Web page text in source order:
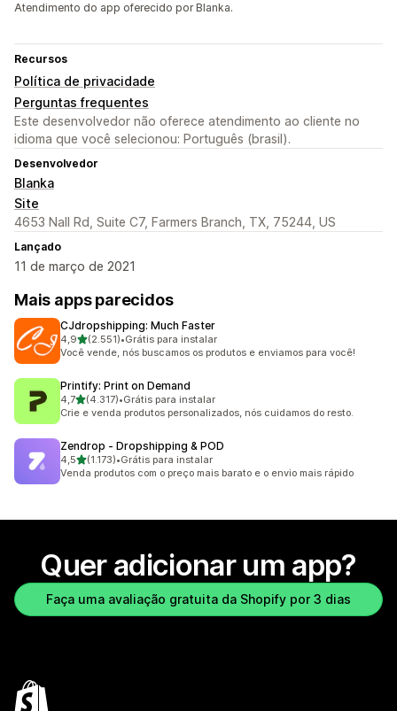
Atendimento do app oferecido por Blanka.
Recursos
Política de privacidade
Perguntas frequentes
Este desenvolvedor não oferece atendimento ao cliente no
idioma que você selecionou: Português (brasil).
Desenvolvedor
Blanka
Site
4653 Nall Rd, Suite C7, Farmers Branch, TX, 75244, US
Lançado
11 de março de 2021
Mais apps parecidos
CJdropshipping: Much Faster
4,9de 5 estrelas
(2.551)
2551 avaliações ao todo
•Grátis para instalar
Você vende, nós buscamos os produtos e enviamos para você!
Printify: Print on Demand
4,7de 5 estrelas
(4.317)
4317 avaliações ao todo
•Grátis para instalar
Crie e venda produtos personalizados, nós cuidamos do resto.
Zendrop ‑ Dropshipping & POD
4,5de 5 estrelas
(1.173)
1173 avaliações ao todo
•Grátis para instalar
Venda produtos com o preço mais barato e o envio mais rápido
Quer adicionar um app?
Faça uma avaliação gratuita da Shopify por 3 dias